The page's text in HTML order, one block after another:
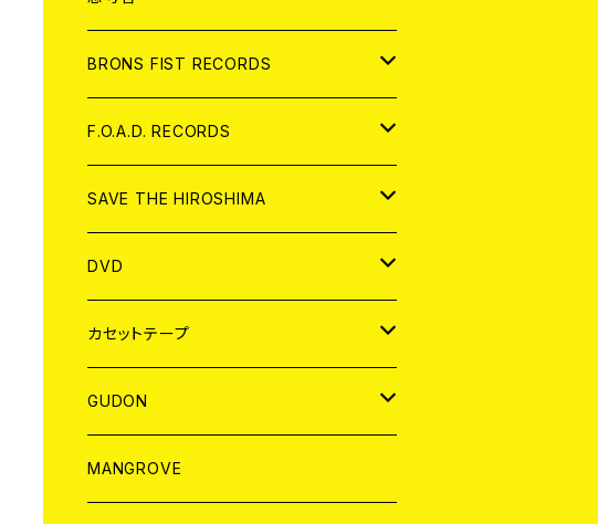
アパレル
ANALOG
BRONS FIST RECORDS
CD
ANALOG
F.O.A.D. RECORDS
CD
ANALOG
SAVE THE HIROSHIMA
アパレル
BADGE
DVD
JAPAN
WORLD
カセットテープ
JAPAN
WORLD
GUDON
アパレル
MANGROVE